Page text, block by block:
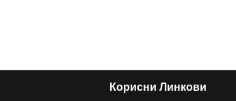
Корисни Линкови